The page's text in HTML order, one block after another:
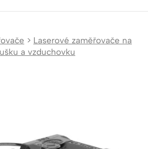
> Laserové zaměřovače na
a vzduchovku